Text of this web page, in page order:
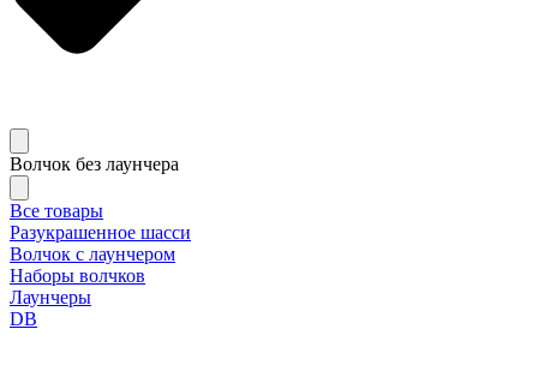
Волчок без лаунчера
Все товары
Разукрашенное шасси
Волчок с лаунчером
Наборы волчков
Лаунчеры
DB